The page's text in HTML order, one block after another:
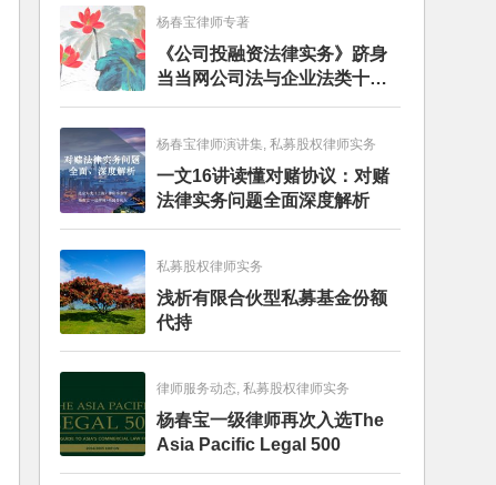
杨春宝律师专著
《公司投融资法律实务》跻身
当当网公司法与企业法类十大
畅销图书榜
杨春宝律师演讲集, 私募股权律师实务
一文16讲读懂对赌协议：对赌
法律实务问题全面深度解析
私募股权律师实务
浅析有限合伙型私募基金份额
代持
律师服务动态, 私募股权律师实务
杨春宝一级律师再次入选The
Asia Pacific Legal 500